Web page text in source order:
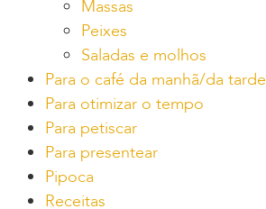
Massas
Peixes
Saladas e molhos
Para o café da manhã/da tarde
Para otimizar o tempo
Para petiscar
Para presentear
Pipoca
Receitas